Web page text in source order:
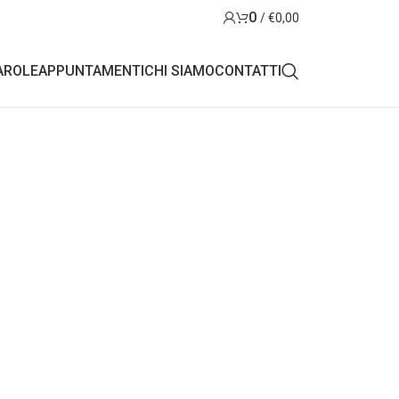
0 /€0,00
APPUNTAMENTICHI SIAMOCONTATTI